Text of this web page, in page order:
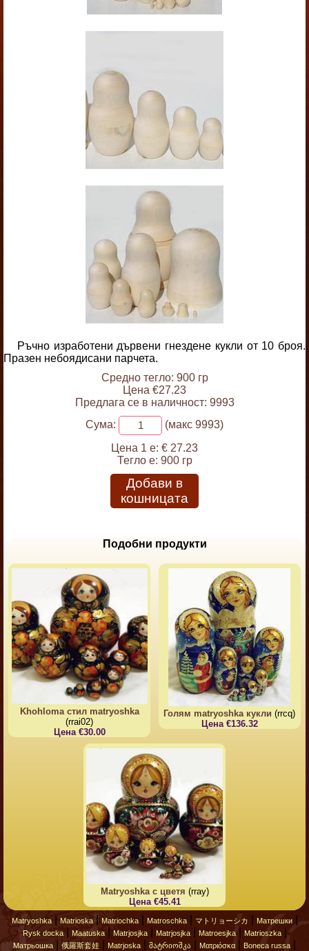
Ръчно изработени дървени гнездене кукли от 10 броя.
Празен небоядисани парчета.
Средно тегло: 900 гр
Цена €27.23
Предлага се в наличност: 9993
Сума:
(макс 9993)
Цена 1 е: € 27.23
Тегло е: 900 гр
Добави в
кошницата
Подобни продукти
Khohloma стил matryoshka
(rrai02)
Цена €30.00
Голям matryoshka кукли (rrcq)
Цена €136.32
Matryoshka с цветя (rray)
Цена €45.41
Matryoshka| Matrioska| Matriochka| Matroschka| マトリョーシカ Матрешки|
Rysk docka| Maatuska| Matrjosjka| Matrjosjka| Matroesjka| Matrioszka|
Матрьошка 俄羅斯套娃 Matrjoska მატრიოშკა Ματριόσκα Boneca russa